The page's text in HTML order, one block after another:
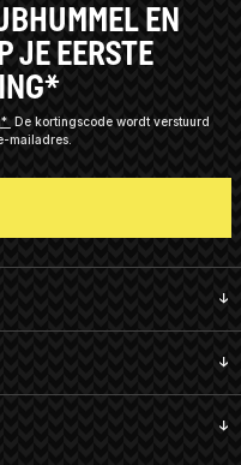
EN
JE EERSTE
De kortingscode wordt verstuurd
mailadres.